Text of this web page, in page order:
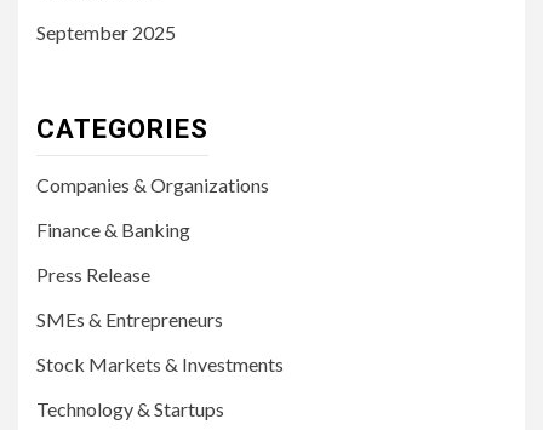
September 2025
CATEGORIES
Companies & Organizations
Finance & Banking
Press Release
SMEs & Entrepreneurs
Stock Markets & Investments
Technology & Startups